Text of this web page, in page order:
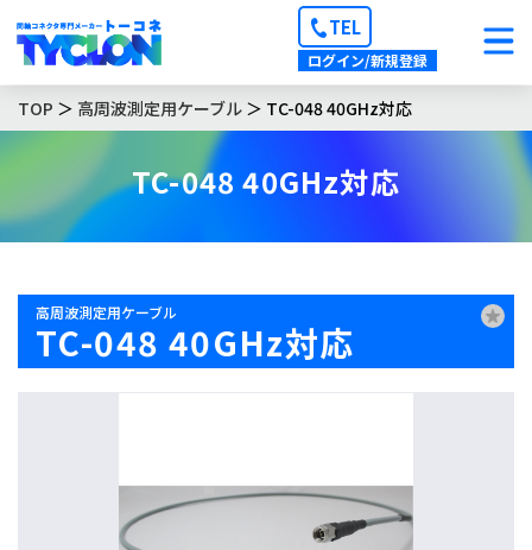
TEL
ログイン/新規登録
TOP ＞ 高周波測定用ケーブル ＞ TC-048 40GHz対応
TC-048 40GHz対応
高周波測定用ケーブル
TC-048 40GHz対応